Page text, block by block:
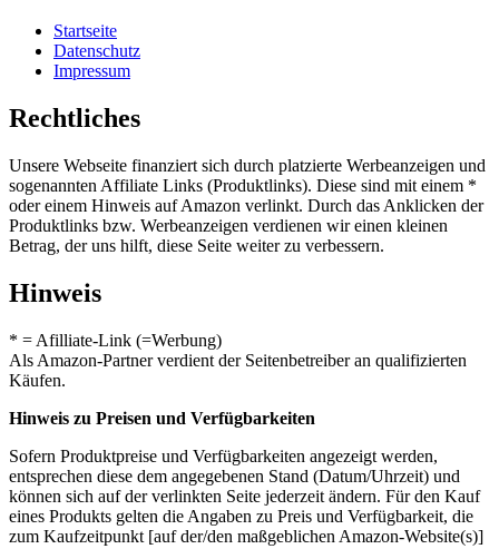
Startseite
Datenschutz
Impressum
Rechtliches
Unsere Webseite finanziert sich durch platzierte Werbeanzeigen und
sogenannten Affiliate Links (Produktlinks). Diese sind mit einem *
oder einem Hinweis auf Amazon verlinkt. Durch das Anklicken der
Produktlinks bzw. Werbeanzeigen verdienen wir einen kleinen
Betrag, der uns hilft, diese Seite weiter zu verbessern.
Hinweis
* = Afilliate-Link (=Werbung)
Als Amazon-Partner verdient der Seitenbetreiber an qualifizierten
Käufen.
Hinweis zu Preisen und Verfügbarkeiten
Sofern Produktpreise und Verfügbarkeiten angezeigt werden,
entsprechen diese dem angegebenen Stand (Datum/Uhrzeit) und
können sich auf der verlinkten Seite jederzeit ändern. Für den Kauf
eines Produkts gelten die Angaben zu Preis und Verfügbarkeit, die
zum Kaufzeitpunkt [auf der/den maßgeblichen Amazon-Website(s)]